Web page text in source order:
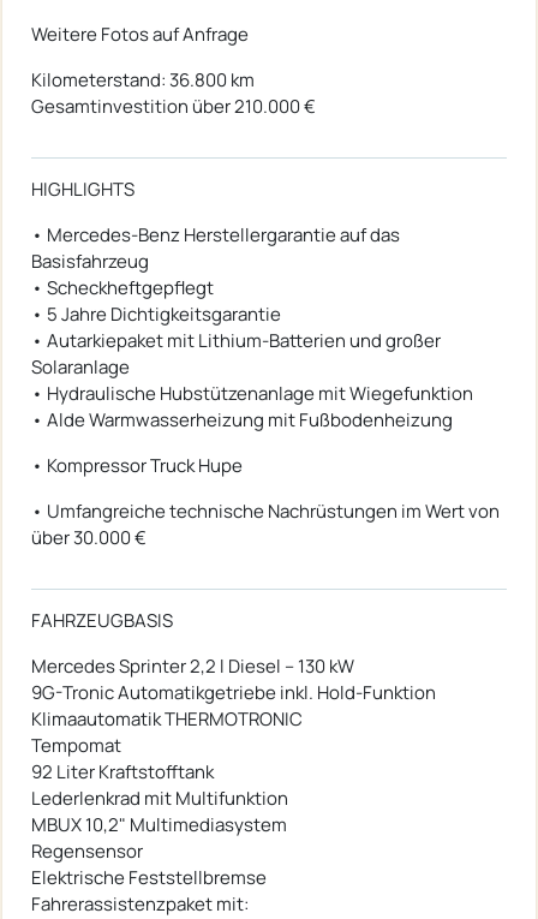
Weitere Fotos auf Anfrage
Kilometerstand: 36.800 km
Gesamtinvestition über 210.000 €
HIGHLIGHTS
• Mercedes-Benz Herstellergarantie auf das
Basisfahrzeug
• Scheckheftgepflegt
• 5 Jahre Dichtigkeitsgarantie
• Autarkiepaket mit Lithium-Batterien und großer
Solaranlage
• Hydraulische Hubstützenanlage mit Wiegefunktion
• Alde Warmwasserheizung mit Fußbodenheizung
• Kompressor Truck Hupe
• Umfangreiche technische Nachrüstungen im Wert von
über 30.000 €
FAHRZEUGBASIS
Mercedes Sprinter 2,2 l Diesel – 130 kW
9G-Tronic Automatikgetriebe inkl. Hold-Funktion
Klimaautomatik THERMOTRONIC
Tempomat
92 Liter Kraftstofftank
Lederlenkrad mit Multifunktion
MBUX 10,2" Multimediasystem
Regensensor
Elektrische Feststellbremse
Fahrerassistenzpaket mit: